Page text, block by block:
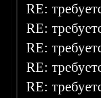
RE:
RE:
RE:
RE:
RE: